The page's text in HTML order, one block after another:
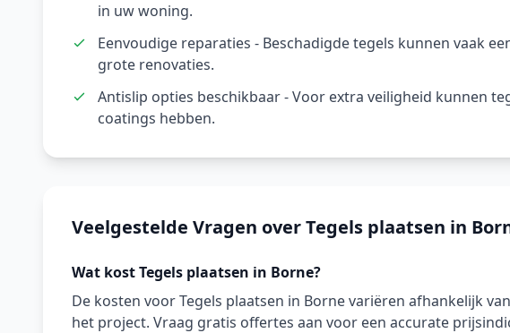
in uw woning.
Eenvoudige reparaties - Beschadigde tegels kunnen vaak
grote renovaties.
Antislip opties beschikbaar - Voor extra veiligheid kunnen
coatings hebben.
Veelgestelde Vragen over Tegels plaatsen in
Wat kost Tegels plaatsen in Borne?
De kosten voor Tegels plaatsen in Borne variëren afhankelijk
het project. Vraag gratis offertes aan voor een accurate